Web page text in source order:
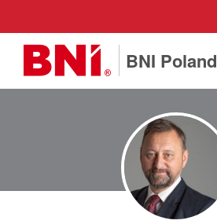
BNI Poland